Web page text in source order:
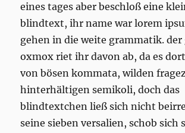
eines tages aber beschloß eine
blindtext, ihr name war lorem
gehen in die weite grammatik. der
oxmox riet ihr davon ab, da es
von bösen kommata, wilden
hinterhältigen semikoli, doch das
blindtextchen ließ sich nicht
seine sieben versalien, schob